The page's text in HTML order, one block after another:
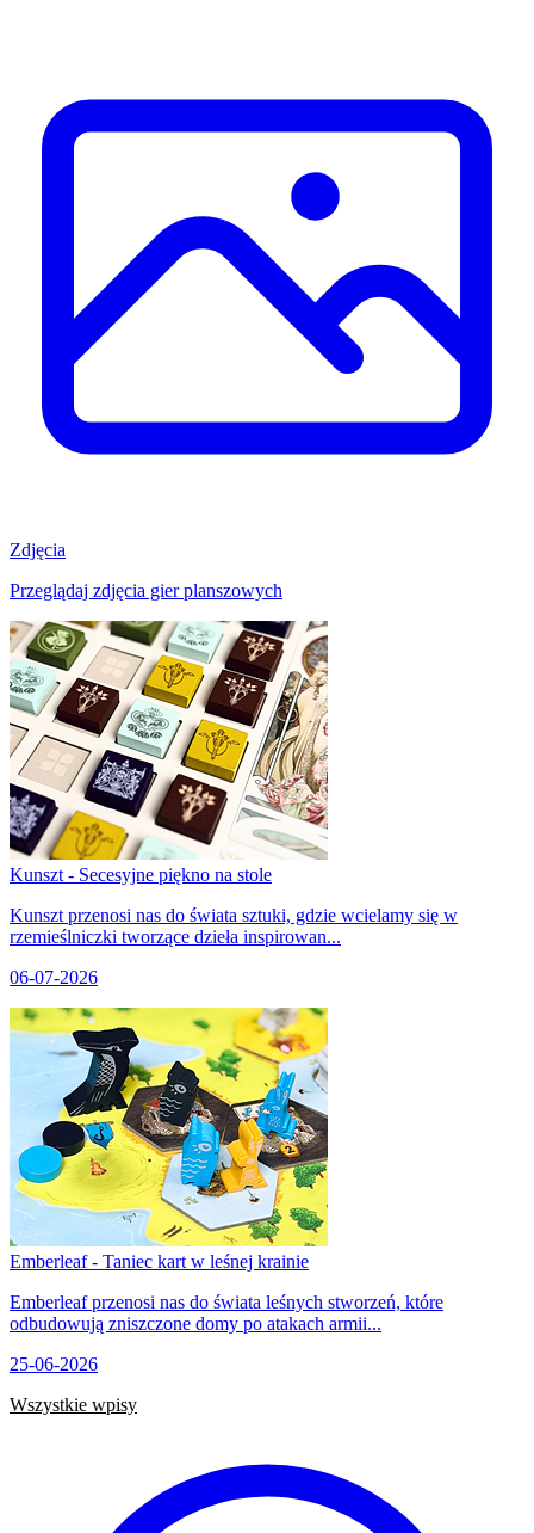
Zdjęcia
Przeglądaj zdjęcia gier planszowych
Kunszt - Secesyjne piękno na stole
Kunszt przenosi nas do świata sztuki, gdzie wcielamy się w
rzemieślniczki tworzące dzieła inspirowan...
06-07-2026
Emberleaf - Taniec kart w leśnej krainie
Emberleaf przenosi nas do świata leśnych stworzeń, które
odbudowują zniszczone domy po atakach armii...
25-06-2026
Wszystkie wpisy